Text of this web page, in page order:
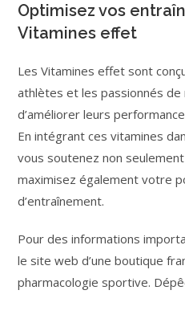
Optimisez vos
Vitamines effet
Les Vitamines effet sont
athlètes et les passionnés de
d’améliorer leurs
En intégrant ces vitamines
vous soutenez non
maximisez également votre
d’entraînement.
Pour des informations
le site web d’une boutique
pharmacologie sportive.